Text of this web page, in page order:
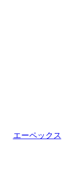
エーペックス